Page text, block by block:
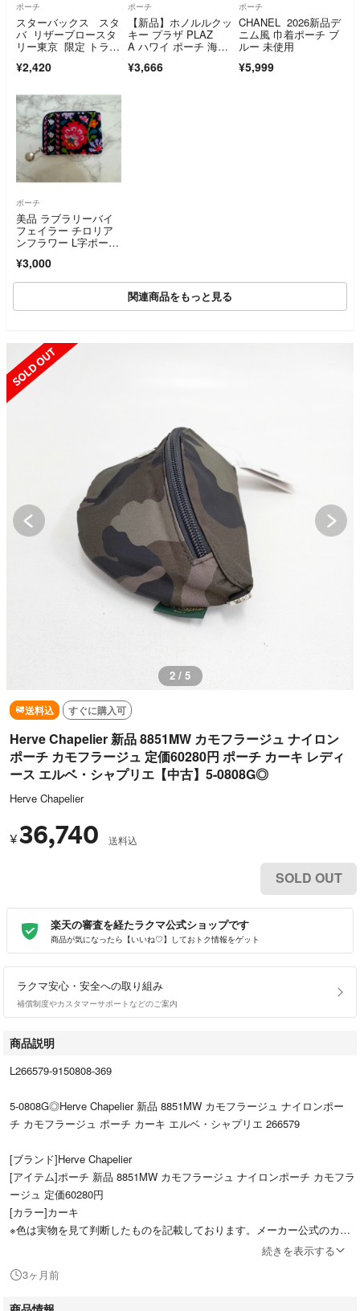
ポーチ
スターバックス スタ
バ リザーブロースタ
リー東京 限定 トラベ
着 コットンバッ
¥2,420
ポーチ
【新品】ホノルルクッ
キー プラザ PLAZ
A ハワイ ポーチ 海外
チ アロハ コラボ 限
¥3,666
ポーチ
CHANEL 2026新品デ
ニム風 巾着ポーチ ブ
ルー 未使用
¥5,999
ポーチ
美品 ラブラリーバイ
フェイラー チロリア
ンフラワー L字ポー
¥3,000
関連商品をもっと見る
2 / 5
送料込 すぐに購入可
Herve Chapelier 新品 8851MW カモフラージュ ナイロン
ポーチ カモフラージュ 定価60280円 ポーチ カーキ レディ
ース エルベ・シャプリエ【中古】5-0808G◎
Herve Chapelier
¥36,740 送料込
SOLD OUT
楽天の審査を経たラクマ公式ショップです
商品が気になったら【いいね♡】しておトク情報をゲット
ラクマ安心・安全への取り組み
補償制度やカスタマーサポートなどのご案内
商品説明
L266579-9150808-369
5-0808G◎Herve Chapelier 新品 8851MW カモフラージュ ナイロンポー
チ カモフラージュ ポーチ カーキ エルベ・シャプリエ 266579
[ブランド]Herve Chapelier
[アイテム]ポーチ 新品 8851MW カモフラージュ ナイロンポーチ カモフラ
ージュ 定価60280円
[カラー]カーキ
※色は実物を見て判断したものを記載しております。メーカー公式のカラ
[実寸サイズ]
続きを表示する
3ヶ月前